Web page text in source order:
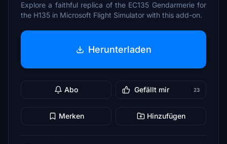
Explore a faithful replica of the EC135 Gendarmerie for
the H135 in Microsoft Flight Simulator with this add-on.
Herunterladen
Abo Gefällt mir 23
Merken Hinzufügen